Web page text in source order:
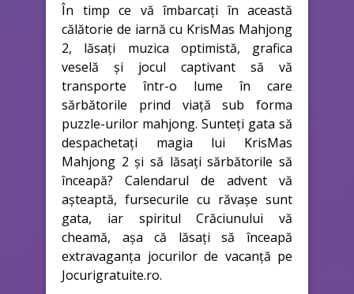
În timp ce vă îmbarcați în această
călătorie de iarnă cu KrisMas Mahjong
2, lăsați muzica optimistă, grafica
veselă și jocul captivant să vă
transporte într-o lume în care
sărbătorile prind viață sub forma
puzzle-urilor mahjong. Sunteți gata să
despachetați magia lui KrisMas
Mahjong 2 și să lăsați sărbătorile să
înceapă? Calendarul de advent vă
așteaptă, fursecurile cu răvașe sunt
gata, iar spiritul Crăciunului vă
cheamă, așa că lăsați să înceapă
extravaganța jocurilor de vacanță pe
Jocurigratuite.ro.